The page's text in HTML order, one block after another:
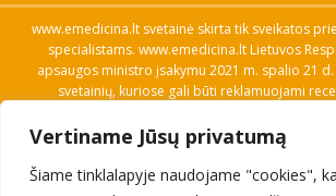
Vertiname Jūsų privatumą
Šiame tinklalapyje naudojame "cookies",
www.emedicina.lt svetainė skirta tik sveikatos
specialistams. www.emedicina.lt Lietuvos
apsaugos ministro įsakymu 2021 m. spalio 21
svetainių, kuriose gali būti reklamuojami
savo profesinę kvalifikaciją. Naudingos
pagalbos priemonių kainų paieška, VVKT
priežiūros ar farmacijos specialisto